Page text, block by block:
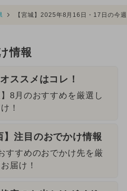
【宮城】2025年8月16日・17日の今
情報
ススメはコレ！
】8月のおすすめを厳選し
！
】注目のおでかけ情報
すすめのおでかけ先を厳
届け！